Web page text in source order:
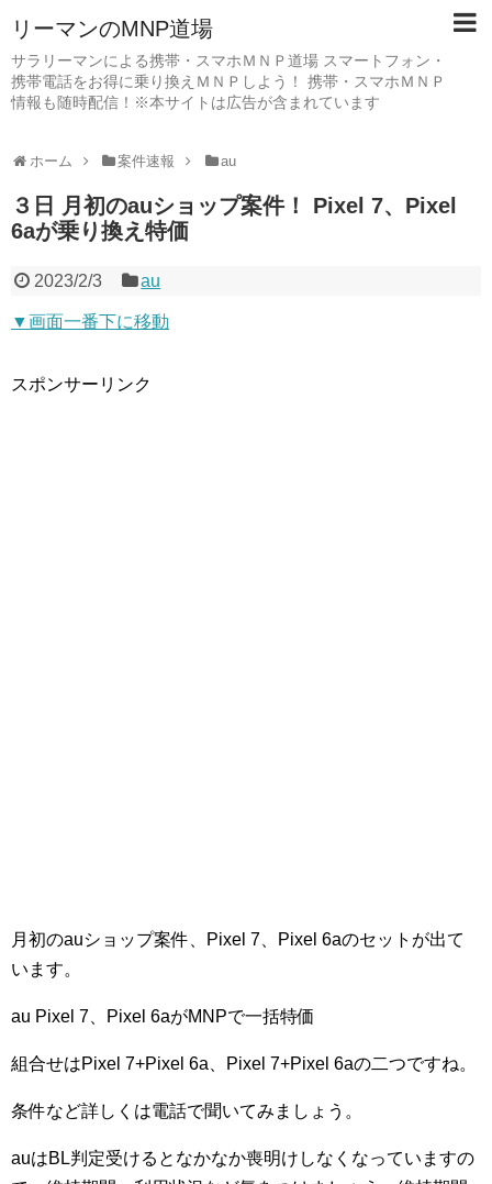
リーマンのMNP道場
サラリーマンによる携帯・スマホＭＮＰ道場 スマートフォン・
携帯電話をお得に乗り換えＭＮＰしよう！ 携帯・スマホＭＮＰ
情報も随時配信！※本サイトは広告が含まれています
ホーム 案件速報 au
３日 月初のauショップ案件！ Pixel 7、Pixel
6aが乗り換え特価
2023/2/3 au
▼画面一番下に移動
スポンサーリンク
月初のauショップ案件、Pixel 7、Pixel 6aのセットが出て
います。
au Pixel 7、Pixel 6aがMNPで一括特価
組合せはPixel 7+Pixel 6a、Pixel 7+Pixel 6aの二つですね。
条件など詳しくは電話で聞いてみましょう。
auはBL判定受けるとなかなか喪明けしなくなっていますの